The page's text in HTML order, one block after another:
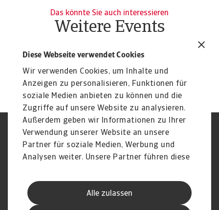
Diese Webseite verwendet Cookies
Wir verwenden Cookies, um Inhalte und
Anzeigen zu personalisieren, Funktionen für
soziale Medien anbieten zu können und die
Zugriffe auf unsere Website zu analysieren.
Außerdem geben wir Informationen zu Ihrer
Verwendung unserer Website an unsere
Partner für soziale Medien, Werbung und
Analysen weiter. Unsere Partner führen diese
Daten zusammen, die Sie ihnen bereitgestellt
haben oder die sie im Rahmen Ihrer Nutzung
der Dienste gesammelt haben.
Alle zulassen
Das könnte Sie auch interessieren
Weitere Events
Energiewende Deutschland: Quo vadis?
Impressum
Legal Notice
Datenschutz
Speak Up channels
DSGVO
Cookie Informationen
Kontakt
Karriere
Disclaimer